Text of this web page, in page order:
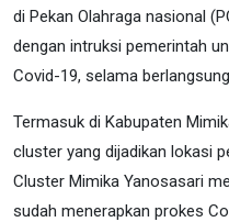
di Pekan Olahraga nasional
dengan intruksi pemerintah
Covid-19, selama
Termasuk di Kabupaten
cluster yang dijadikan lokasi
Cluster Mimika Yanosasari
sudah menerapkan prokes